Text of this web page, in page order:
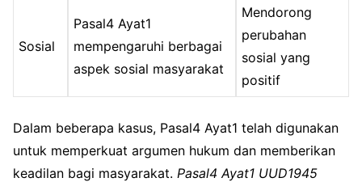
Sosial
Pasal4 Ayat1
mempengaruhi berbagai
aspek sosial masyarakat
Mendorong
perubahan
sosial yang
positif
Dalam beberapa kasus, Pasal4 Ayat1 telah digunakan
untuk memperkuat argumen hukum dan memberikan
keadilan bagi masyarakat. Pasal4 Ayat1 UUD1945